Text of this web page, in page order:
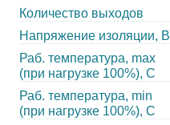
Количество выходов
Напряжение изоляции, В
Раб. температура, max
(при нагрузке 100%), C
Раб. температура, min
(при нагрузке 100%), C